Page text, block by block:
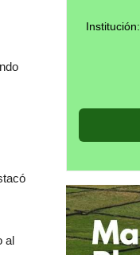
al
Institución: